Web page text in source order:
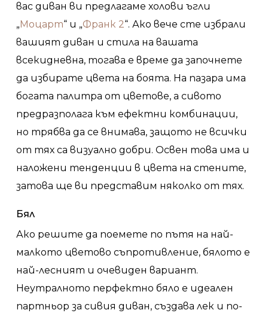
вас диван ви предлагаме холови ъгли
„Моцарт“ и „Франк 2“. Ако вече сте избрали
вашият диван и стила на вашата
всекидневна, тогава е време да започнете
да избирате цвета на боята. На пазара има
богата палитра от цветове, а сивото
предразполага към ефектни комбинации,
но трябва да се внимава, защото не всички
от тях са визуално добри. Освен това има и
наложени тенденции в цвета на стените,
затова ще ви представим няколко от тях.
Бял
Ако решите да поемете по пътя на най-
малкото цветово съпротивление, бялото е
най-лесният и очевиден вариант.
Неутралното перфектно бяло е идеален
партньор за сивия диван, създава лек и по-